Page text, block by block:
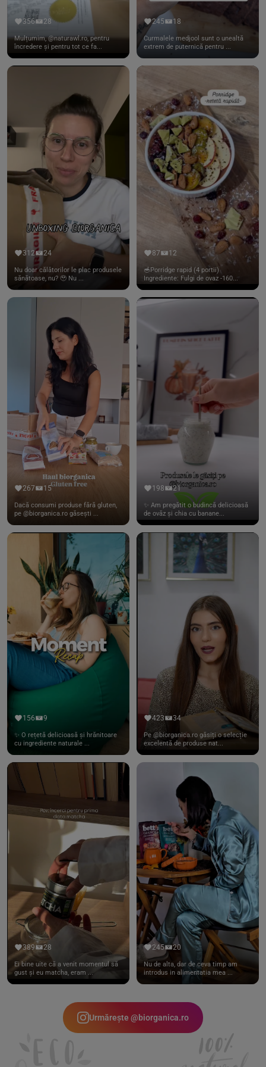
356 28
Mulțumim, @naturawl.ro, pentru
încredere și pentru tot ce fa...
245 18
Curmalele medjool sunt o unealtă
extrem de puternică pentru ...
312 24
Nu doar călătorilor le plac produsele
sănătoase, nu? 🥹 Nu ...
87 12
🥣Porridge rapid (4 portii)
Ingrediente: Fulgi de ovaz -160...
267 15
Dacă consumi produse fără gluten,
pe @biorganica.ro găsești ...
198 21
✨ Am pregătit o budincă delicioasă
de ovăz și chia cu banane...
156 9
✨ O rețetă delicioasă și hrănitoare
cu ingrediente naturale ...
423 34
Pe @biorganica.ro găsiți o selecție
excelentă de produse nat...
389 28
Ei bine uite că a venit momentul să
gust și eu matcha, eram ...
245 20
Nu de alta, dar de ceva timp am
introdus in alimentatia mea ...
Urmărește @biorganica.ro